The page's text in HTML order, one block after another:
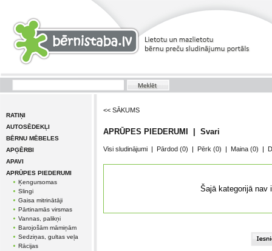
RATIŅI
AUTOSĒDEKĻI
BĒRNU MĒBELES
APĢĒRBI
APAVI
APRŪPES PIEDERUMI
Ķengursomas
Slingi
Gaisa mitrinātāji
Pārtinamās virsmas
Vannas, palikņi
Barojošām māmiņām
Sedziņas, gultas veļa
Rācijas
<< SĀKUMS
APRŪPES PIEDERUMI | Svari
Visi sludinājumi | Pārdod (0) | Pērk (0) | Maina (0) |
Šajā kategorijā nav